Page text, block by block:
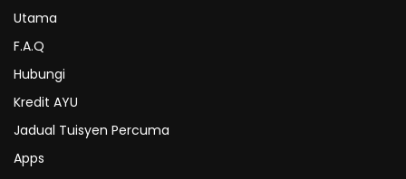
Utama
F.A.Q
Hubungi
Kredit AYU
Jadual Tuisyen Percuma
Apps